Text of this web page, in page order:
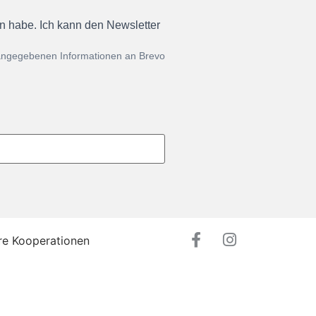
habe. Ich kann den Newsletter
Informationen an Brevo
Kooperationen